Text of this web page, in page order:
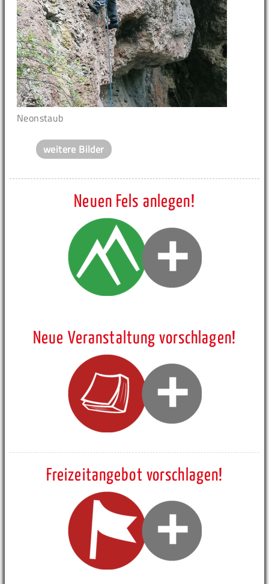
Neonstaub
weitere Bilder
Neuen Fels anlegen!
Neue Veranstaltung vorschlagen!
Freizeitangebot vorschlagen!